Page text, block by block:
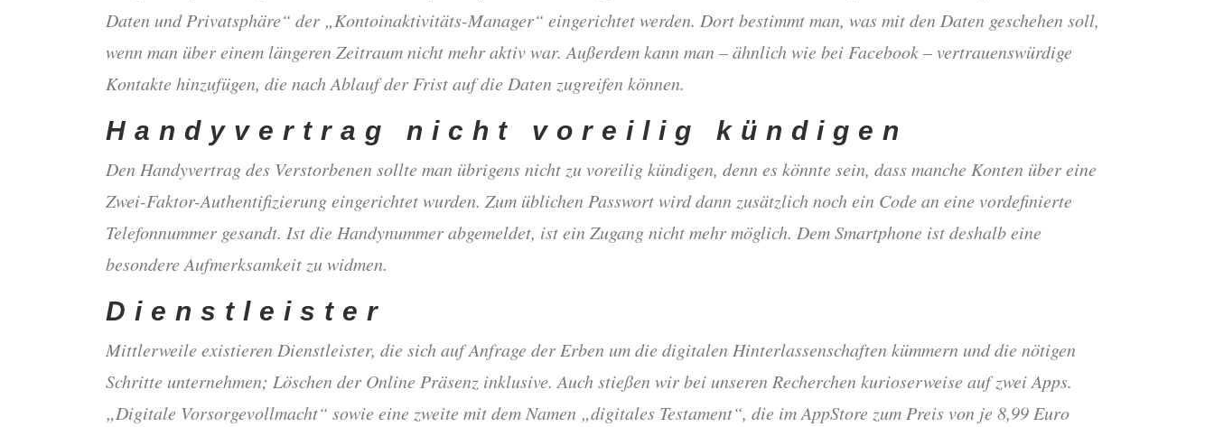
Daten und Privatsphäre“ der „Kontoinaktivitäts-Manager“ eingerichtet werden. Dort bestimmt man, was mit den Daten geschehen soll,
wenn man über einem längeren Zeitraum nicht mehr aktiv war. Außerdem kann man – ähnlich wie bei Facebook – vertrauenswürdige
Kontakte hinzufügen, die nach Ablauf der Frist auf die Daten zugreifen können.
Handyvertrag nicht voreilig kündigen
Den Handyvertrag des Verstorbenen sollte man übrigens nicht zu voreilig kündigen, denn es könnte sein, dass manche Konten über eine
Zwei-Faktor-Authentifizierung eingerichtet wurden. Zum üblichen Passwort wird dann zusätzlich noch ein Code an eine vordefinierte
Telefonnummer gesandt. Ist die Handynummer abgemeldet, ist ein Zugang nicht mehr möglich. Dem Smartphone ist deshalb eine
besondere Aufmerksamkeit zu widmen.
Dienstleister
Mittlerweile existieren Dienstleister, die sich auf Anfrage der Erben um die digitalen Hinterlassenschaften kümmern und die nötigen
Schritte unternehmen; Löschen der Online Präsenz inklusive. Auch stießen wir bei unseren Recherchen kurioserweise auf zwei Apps.
„Digitale Vorsorgevollmacht“ sowie eine zweite mit dem Namen „digitales Testament“, die im AppStore zum Preis von je 8,99 Euro